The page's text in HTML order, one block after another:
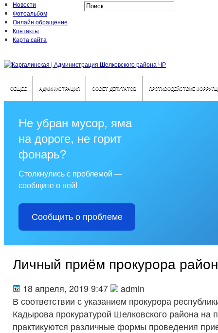
Новости
Фотоальбом
Онлайн обращение
Контакты
Карта сайта
ОБЩЕЕ АДМИНИСТРАЦИЯ СОВЕТ ДЕПУТАТОВ ПРОТИВОДЕЙСТВИЕ
Не убран мусор, яма
на дороге, не горит
фонарь?
Столкнулись с проблемой —
сообщите о ней!
Сообщить о проблеме
Личный приём прокурора
18 апреля, 2019 9:47
admin
В соответствии с указанием прокурора
Кадырова прокуратурой Шелковского района на
практикуются различные формы проведения